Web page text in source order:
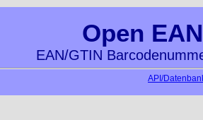
Open
EAN/GTIN
API/